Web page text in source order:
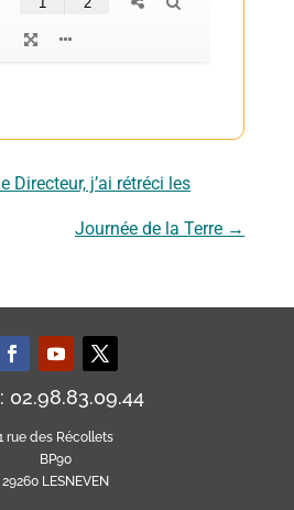
Directeur, j’ai rétréci les
Journée de la Terre →
02.98.83.09.44
rue des Récollets
BP90
29260 LESNEVEN